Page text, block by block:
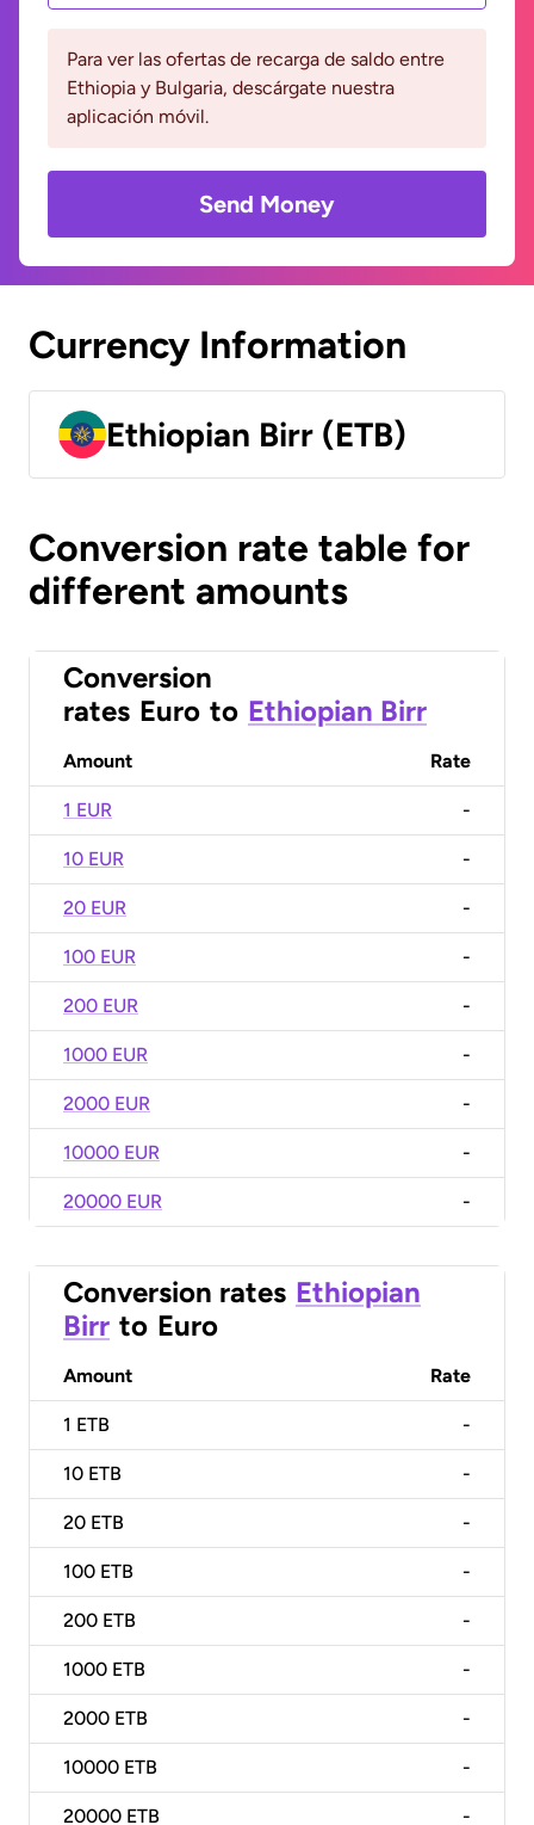
Para ver las ofertas de recarga de saldo entre
Ethiopia y Bulgaria, descárgate nuestra
aplicación móvil.
Send Money
Currency Information
Ethiopian Birr (ETB)
Conversion rate table for
different amounts
Conversion
rates Euro to Ethiopian Birr
Amount Rate
1 EUR -
10 EUR -
20 EUR -
100 EUR -
200 EUR -
1000 EUR -
2000 EUR -
10000 EUR -
20000 EUR -
Conversion rates Ethiopian
Birr to Euro
Amount Rate
1 ETB -
10 ETB -
20 ETB -
100 ETB -
200 ETB -
1000 ETB -
2000 ETB -
10000 ETB -
20000 ETB -